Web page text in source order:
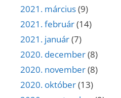
2021. március(9)
2021. február(14)
2021. január(7)
2020. december(8)
2020. november(8)
2020. október(13)